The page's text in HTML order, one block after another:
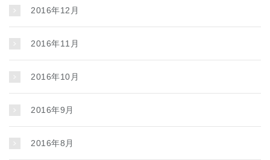
2016年12月
2016年11月
2016年10月
2016年9月
2016年8月